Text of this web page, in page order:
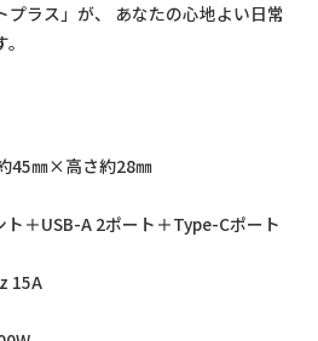
プラス」が、 あなたの心地よい日常
45㎜×高さ約28㎜
＋USB-A 2ポート＋Type-Cポート
15A